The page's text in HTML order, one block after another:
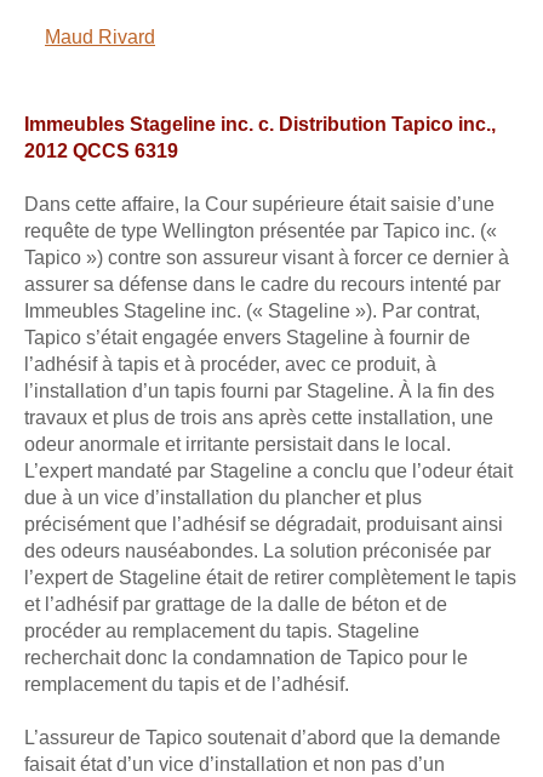
Maud Rivard
Immeubles Stageline inc. c. Distribution Tapico inc.,
2012 QCCS 6319
Dans cette affaire, la Cour supérieure était saisie d’une
requête de type Wellington présentée par Tapico inc. («
Tapico ») contre son assureur visant à forcer ce dernier à
assurer sa défense dans le cadre du recours intenté par
Immeubles Stageline inc. (« Stageline »). Par contrat,
Tapico s’était engagée envers Stageline à fournir de
l’adhésif à tapis et à procéder, avec ce produit, à
l’installation d’un tapis fourni par Stageline. À la fin des
travaux et plus de trois ans après cette installation, une
odeur anormale et irritante persistait dans le local.
L’expert mandaté par Stageline a conclu que l’odeur était
due à un vice d’installation du plancher et plus
précisément que l’adhésif se dégradait, produisant ainsi
des odeurs nauséabondes. La solution préconisée par
l’expert de Stageline était de retirer complètement le tapis
et l’adhésif par grattage de la dalle de béton et de
procéder au remplacement du tapis. Stageline
recherchait donc la condamnation de Tapico pour le
remplacement du tapis et de l’adhésif.
L’assureur de Tapico soutenait d’abord que la demande
faisait état d’un vice d’installation et non pas d’un